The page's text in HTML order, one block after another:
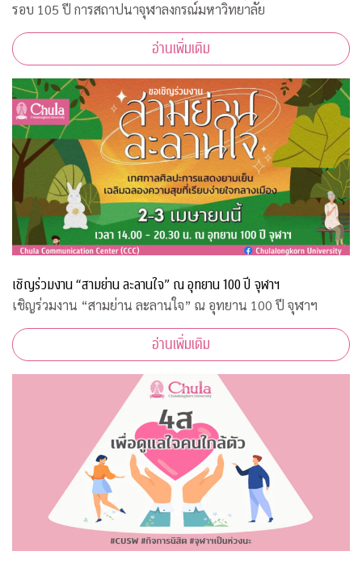
รอบ 105 ปี การสถาปนาจุฬาลงกรณ์มหาวิทยาลัย
อ่านเพิ่มเติม
เชิญร่วมงาน “สามย่าน ละลานใจ” ณ อุทยาน 100 ปี จุฬาฯ
เชิญร่วมงาน “สามย่าน ละลานใจ” ณ อุทยาน 100 ปี จุฬาฯ
อ่านเพิ่มเติม